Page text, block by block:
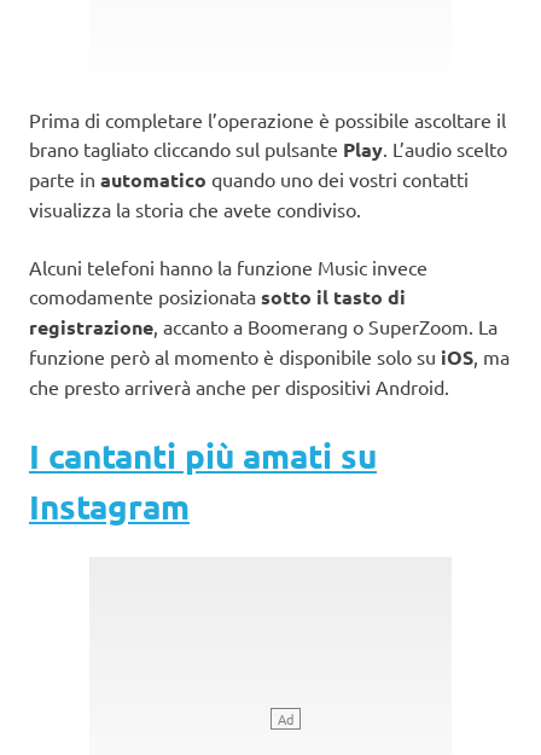
Prima di completare l’operazione è possibile ascoltare il
brano tagliato cliccando sul pulsante Play . L’audio scelto
parte in automatico quando uno dei vostri contatti
visualizza la storia che avete condiviso.
Alcuni telefoni hanno la funzione Music invece
comodamente posizionata sotto il tasto di
registrazione , accanto a Boomerang o SuperZoom. La
funzione però al momento è disponibile solo su iOS , ma
che presto arriverà anche per dispositivi Android.
I cantanti più amati su
Instagram